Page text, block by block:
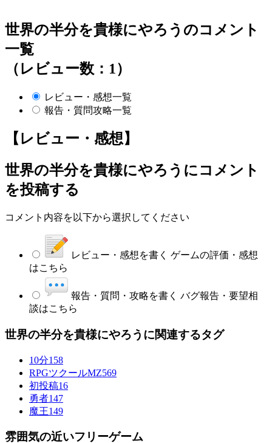
世界の半分を貴様にやろうのコメント
一覧
（レビュー数：1）
レビュー・感想一覧
報告・質問攻略一覧
【レビュー・感想】
世界の半分を貴様にやろう にコメント
を投稿する
コメント内容を以下から選択してください
レビュー・感想を書く ゲームの評価・感想
はこちら
報告・質問・攻略を書く バグ報告・要望相
談はこちら
世界の半分を貴様にやろうに関連するタグ
10分158
RPGツクールMZ569
初投稿16
勇者147
魔王149
雰囲気の近いフリーゲーム